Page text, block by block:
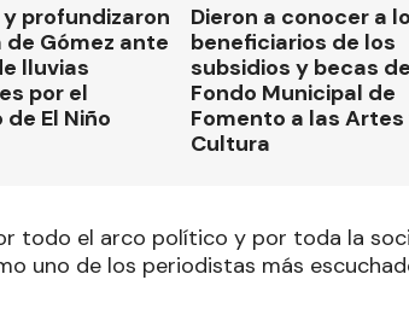
profundizaron
de Gómez ante
lluvias
por el
El Niño
Dieron a conocer a
beneficiarios de los
subsidios y becas
Fondo Municipal de
Fomento a las Artes
Cultura
todo el arco político y por toda la
uno de los periodistas más